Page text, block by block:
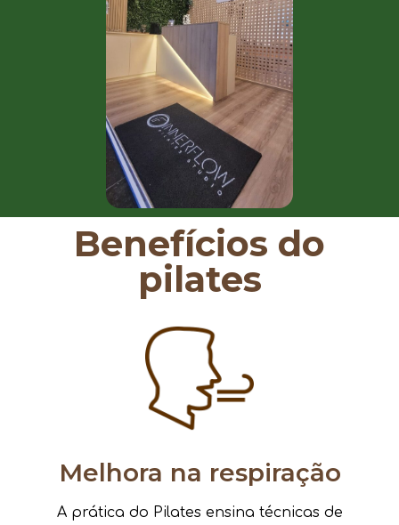
Benefícios do
pilates
Melhora na respiração
A prática do Pilates ensina técnicas de